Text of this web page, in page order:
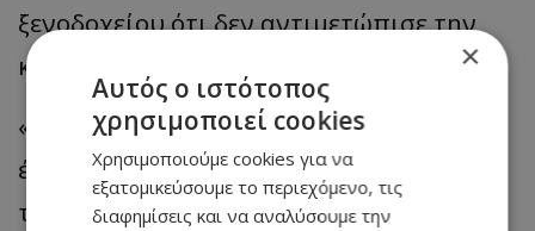
ξενοδοχείου ότι δεν αντιμετώπισε την
καταγγελία με τη δέουσα σοβαρότητα.
«Είχα την αίσθηση ότι το ξενοδοχείο
έδινε προτεραιότητα στην ομάδα. Λόγω
του προφίλ των ποδοσφαιριστών,
×
Αυτός ο ιστότοπος
χρησιμοποιεί cookies
Χρησιμοποιούμε cookies για να
εξατομικεύσουμε το περιεχόμενο, τις
διαφημίσεις και να αναλύσουμε την